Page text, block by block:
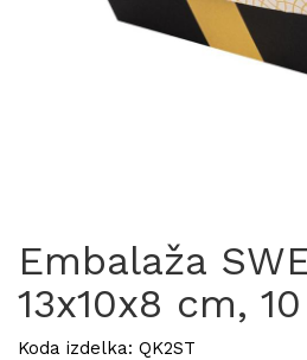
Embalaža
13x10x8 cm,
Koda izdelka: QK2ST